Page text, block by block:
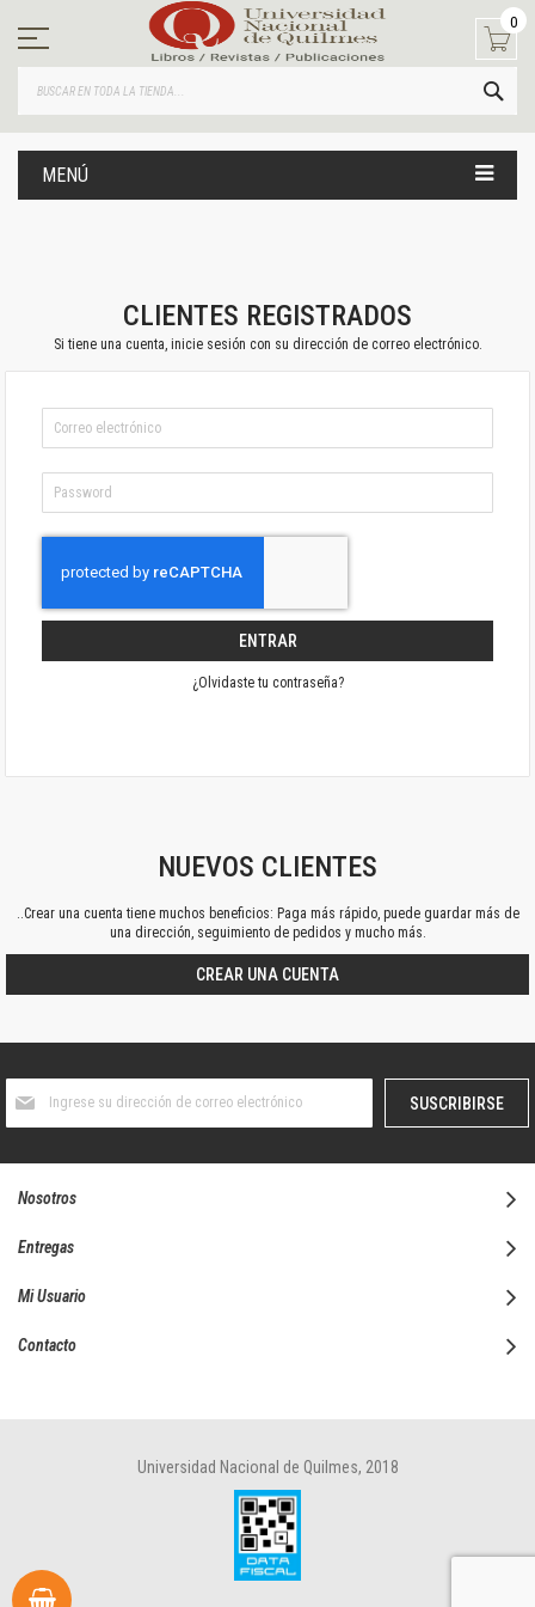
contenido
0
MENÚ
CLIENTES REGISTRADOS
Si tiene una cuenta, inicie sesión con su dirección de correo electrónico.
ENTRAR
¿Olvidaste tu contraseña?
NUEVOS CLIENTES
..Crear una cuenta tiene muchos beneficios: Paga más rápido, puede guardar más de
una dirección, seguimiento de pedidos y mucho más.
CREAR UNA CUENTA
boletín
SUSCRIBIRSE
Nosotros
Entregas
Mi Usuario
Contacto
Universidad Nacional de Quilmes, 2018